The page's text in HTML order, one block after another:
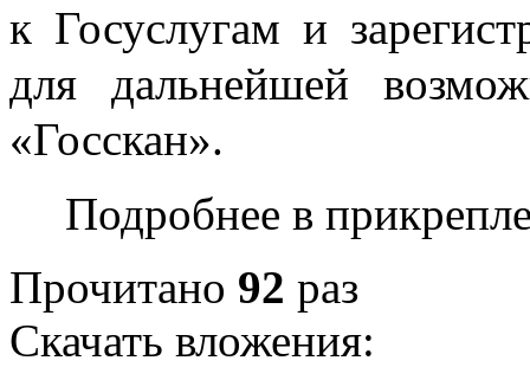
к Госуслугам и
для дальнейшей
«Госскан».
Подробнее в
Прочитано 92 раз
Скачать вложения: